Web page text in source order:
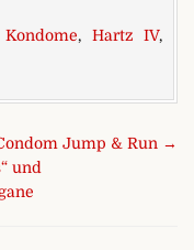
, Hartz IV,
Geld für Pille,
Jump & Run →
und